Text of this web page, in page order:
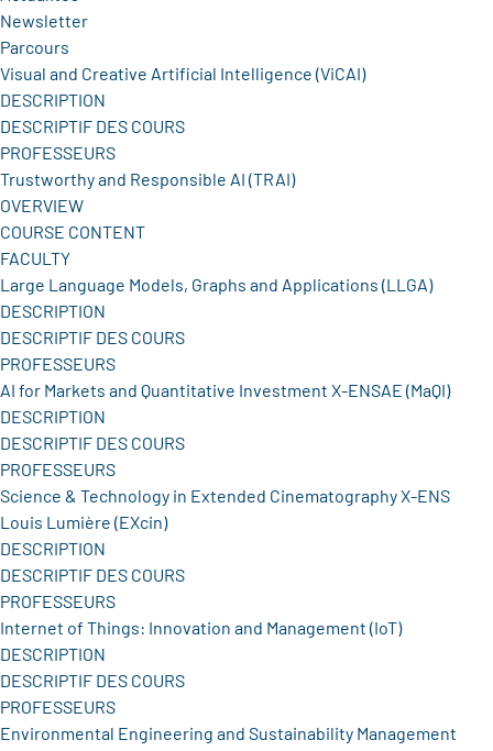
Newsletter
Parcours
Visual and Creative Artificial Intelligence (ViCAI)
DESCRIPTION
DESCRIPTIF DES COURS
PROFESSEURS
Trustworthy and Responsible AI (TRAI)
OVERVIEW
COURSE CONTENT
FACULTY
Large Language Models, Graphs and Applications (LLGA)
DESCRIPTION
DESCRIPTIF DES COURS
PROFESSEURS
AI for Markets and Quantitative Investment X-ENSAE (MaQI)
DESCRIPTION
DESCRIPTIF DES COURS
PROFESSEURS
Science & Technology in Extended Cinematography X-ENS
Louis Lumière (EXcin)
DESCRIPTION
DESCRIPTIF DES COURS
PROFESSEURS
Internet of Things: Innovation and Management (IoT)
DESCRIPTION
DESCRIPTIF DES COURS
PROFESSEURS
Environmental Engineering and Sustainability Management